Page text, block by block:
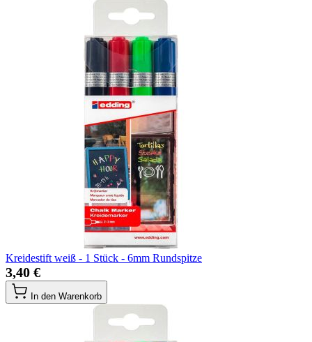
Kreidestift weiß - 1 Stück - 6mm Rundspitze
3,40 €
In den Warenkorb